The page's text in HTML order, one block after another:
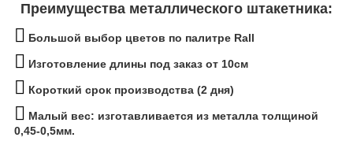
Преимущества металлического штакетника:
Большой выбор цветов по палитре Rall
Изготовление длины под заказ от 10см
Короткий срок производства (2 дня)
Малый вес: изготавливается из металла толщиной
0,45-0,5мм.